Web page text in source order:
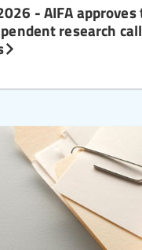
- AIFA
research